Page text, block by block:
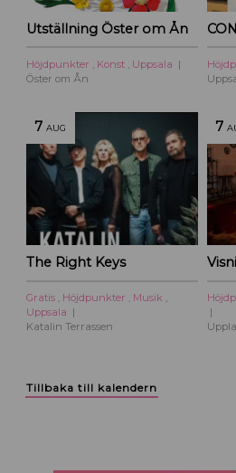
Utställning Öster om Ån
Höjdpunkter , Konst , Uppsala
Öster om Ån
7 AUG
The Right Keys
Gratis , Höjdpunkter , Musik ,
Uppsala
Katalin Terrassen
7
Tillbaka till kalendern